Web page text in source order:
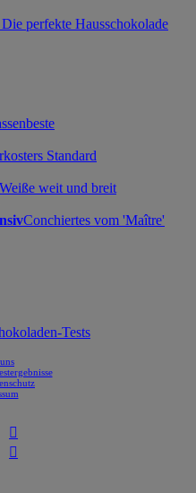
Die perfekte Hausschokolade
Standard
weit und breit
Conchiertes vom 'Maître'
Tests

